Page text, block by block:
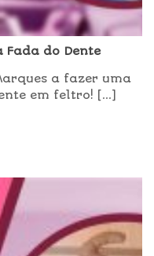
Fada do Dente
a fazer uma
em feltro! [...]